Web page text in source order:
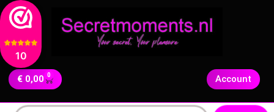
10
€ 0,00 0 Account